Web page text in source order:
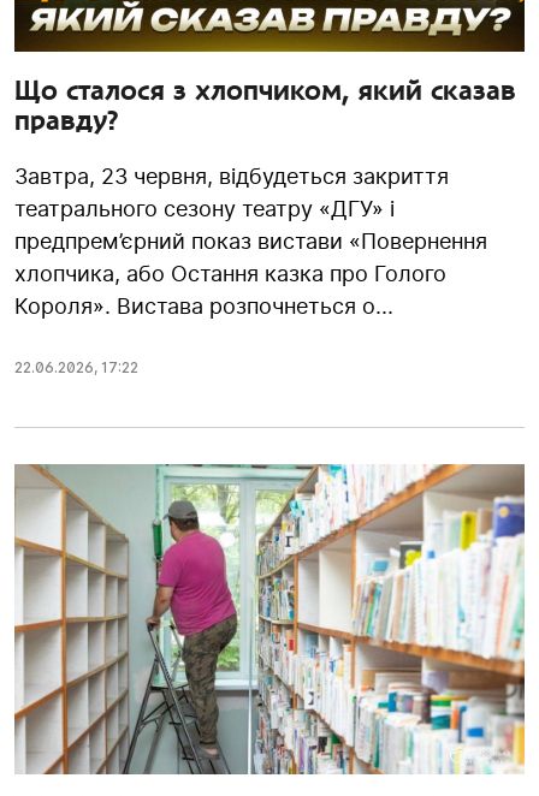
Що сталося з хлопчиком, який сказав
правду?
Завтра, 23 червня, відбудеться закриття
театрального сезону театру «ДГУ» і
предпрем’єрний показ вистави «Повернення
хлопчика, або Остання казка про Голого
Короля». Вистава розпочнеться о...
22.06.2026, 17:22